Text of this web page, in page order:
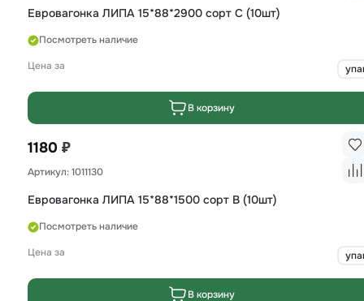
Евровагонка ЛИПА 15*88*2900 сорт C (10шт)
Посмотреть наличие
Цена за
В корзину
1180 ₽
Артикул: 1011130
Евровагонка ЛИПА 15*88*1500 сорт B (10шт)
Посмотреть наличие
Цена за
В корзину